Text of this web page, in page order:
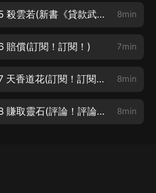
女魔頭 0005 殺雲若(新書《貸款武聖》上架啦！) 8min
賠償(訂閱！訂閱！) 7min
女魔頭 0007 天香道花(訂閱！訂閱！) 8min
女魔頭 0008 賺取靈石(評論！評論！) 8min